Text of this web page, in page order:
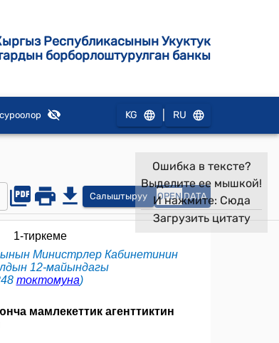
Республикасынын Укуктук
борборлоштурулган банкы
KG RU
Салыштыруу OPEN DATA
Ошибка в тексте?
Выделите ее мышкой!
И нажмите: Сюда
Загрузить цитату